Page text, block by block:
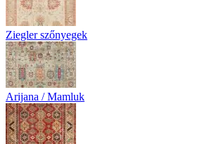
Ziegler szőnyegek
Arijana / Mamluk